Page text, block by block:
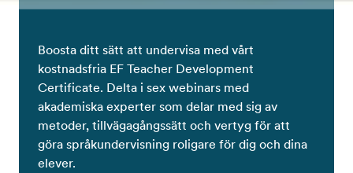
Boosta ditt sätt att undervisa med vårt
kostnadsfria EF Teacher Development
Certificate. Delta i sex webinars med
akademiska experter som delar med sig av
metoder, tillvägagångssätt och vertyg för att
göra språkundervisning roligare för dig och dina
elever.